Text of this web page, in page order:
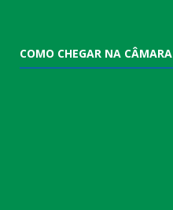
COMO CHEGAR NA CÂMARA